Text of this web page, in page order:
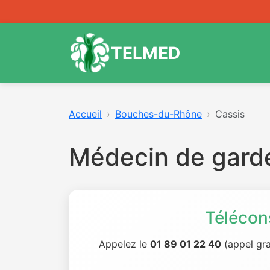
TELMED
Accueil Bouches-du-Rhône Cassis
Médecin de
Appelez le 01 89 01 22 40 (appel